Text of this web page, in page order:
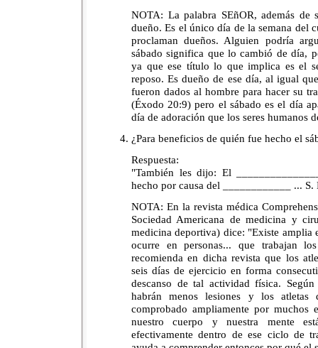
NOTA: La palabra SEñOR, además
dueño. Es el único día de la semana del
proclaman dueños. Alguien podría
sábado significa que lo cambió de día,
ya que ese título lo que implica es el
reposo. Es dueño de ese día, al igual
fueron dados al hombre para hacer su
(Éxodo 20:9) pero el sábado es el día
día de adoración que los seres humanos
¿Para beneficios de quién fue hecho el
Respuesta:
"También les dijo: El
hecho por causa del ____________ ... S.
NOTA: En la revista médica
Sociedad Americana de medicina y
medicina deportiva) dice: "Existe amplia
ocurre en personas... que trabajan
recomienda en dicha revista que los
seis días de ejercicio en forma
descanso de tal actividad física.
habrán menos lesiones y los atletas
comprobado ampliamente por muchos
nuestro cuerpo y nuestra mente
efectivamente dentro de ese ciclo de